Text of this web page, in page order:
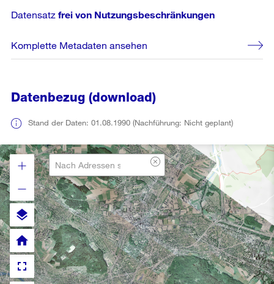
Datensatz frei von Nutzungsbeschränkungen
Komplette Metadaten ansehen
Datenbezug (download)
Stand der Daten: 01.08.1990 (Nachführung: Nicht geplant)
layers
fullscreen
home